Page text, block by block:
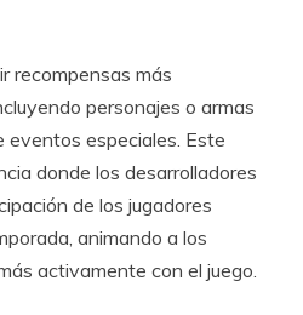
recompensas más
personajes o armas
eventos especiales. Este
donde los desarrolladores
de los jugadores
animando a los
activamente con el juego.